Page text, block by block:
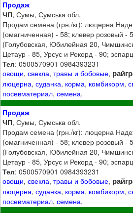
Продаж
ЧП, Сумы, Сумська обл.
Продам семена (грн./кг): люцерна
(омагниченная) - 58; клевер розовый -
(Голубовская, Юбилейная 20,
Цетаур - 85, Урсус и Рекорд - 90;
Тел: 0500570901 0984393231
овощи,свекла,травы и бобовые,
люцерна,суданка, корма, комбикорм,
посевматериал,семена,
Продаж
ЧП, Сумы, Сумська обл.
Продам семена (грн./кг): люцерна
(омагниченная) - 58; клевер розовый -
(Голубовская, Юбилейная 20,
Цетаур - 85, Урсус и Рекорд - 90;
Тел: 0500570901 0984393231
овощи,свекла,травы и бобовые,
люцерна,суданка, корма, комбикорм,
посевматериал,семена,